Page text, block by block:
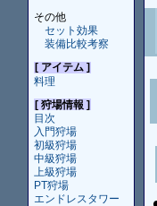
その他
セット効果
装備比較考察
[ アイテム ]
料理
[ 狩場情報 ]
目次
入門狩場
初級狩場
中級狩場
上級狩場
PT狩場
エンドレスタワー